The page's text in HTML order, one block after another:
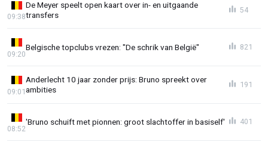
De Meyer speelt open kaart over in- en uitgaande
transfers
09:38
54
Belgische topclubs vrezen: "De schrik van België"
09:20
821
Anderlecht 10 jaar zonder prijs: Bruno spreekt over
ambities
09:01
191
'Bruno schuift met pionnen: groot slachtoffer in basiself'
08:52
401